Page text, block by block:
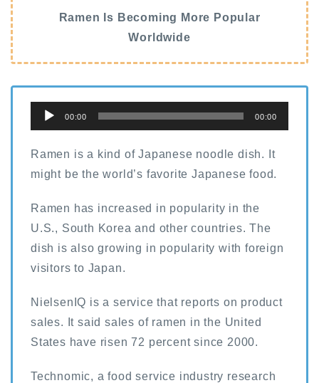
Ramen Is Becoming More Popular
Worldwide
声
プ
レ
ヤ
ー
00:00 00:00
Ramen is a kind of Japanese noodle dish. It
might be the world’s favorite Japanese food.
Ramen has increased in popularity in the
U.S., South Korea and other countries. The
dish is also growing in popularity with foreign
visitors to Japan.
NielsenIQ is a service that reports on product
sales. It said sales of ramen in the United
States have risen 72 percent since 2000.
Technomic, a food service industry research